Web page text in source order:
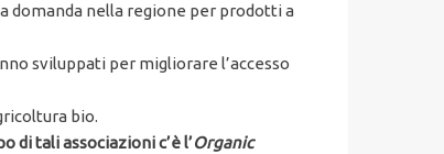
domanda nella regione per prodotti a
sviluppati per migliorare l’accesso
bio.
di tali associazioni c’è l’Organic